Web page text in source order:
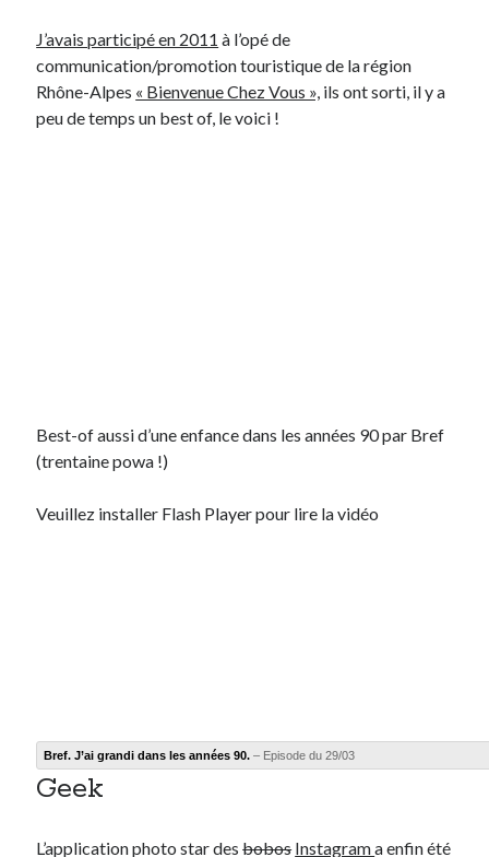
J’avais participé en 2011 à l’opé de
communication/promotion touristique de la région
Rhône-Alpes « Bienvenue Chez Vous », ils ont sorti, il y a
peu de temps un best of, le voici !
Best-of aussi d’une enfance dans les années 90 par Bref
(trentaine powa !)
Veuillez installer Flash Player pour lire la vidéo
Bref. J’ai grandi dans les années 90. – Episode du 29/03
Geek
L’application photo star desbobos Instagrama enfin été